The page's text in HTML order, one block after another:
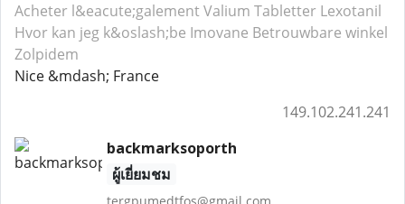
Acheter l&eacute;galement Valium Tabletter Lexotanil
Hvor kan jeg k&oslash;be Imovane Betrouwbare winkel
Zolpidem
Nice &mdash; France
149.102.241.241
backmarksoporth
ผู้เยี่ยมชม